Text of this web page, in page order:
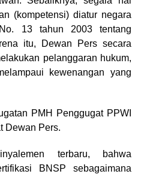
(kompetensi) diatur negara
13 tahun 2003 tentang
itu, Dewan Pers secara
pelanggaran hukum,
kewenangan yang
PMH Penggugat PPWI
Dewan Pers.
terbaru, bahwa
BNSP sebagaimana